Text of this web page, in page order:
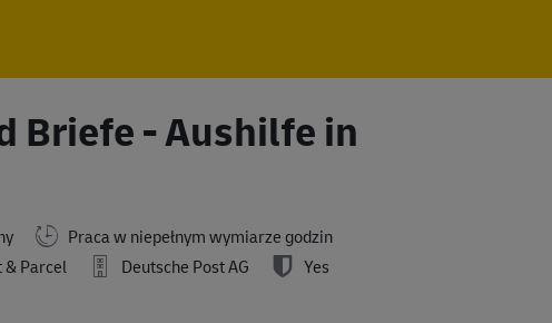
Briefe - Aushilfe in
Praca w niepełnym wymiarze godzin
& Parcel Deutsche Post AG Yes